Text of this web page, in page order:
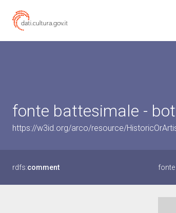
fonte battesimale -
https://w3id.org/arco/resource/
rdfs:comment